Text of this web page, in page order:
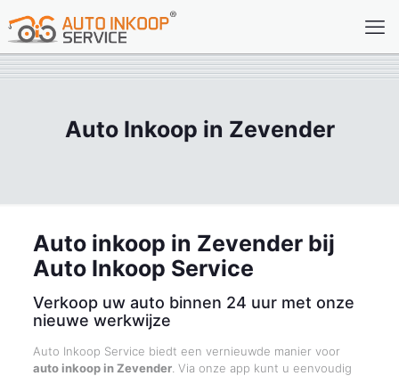
Auto Inkoop in Zevender
Auto inkoop in Zevender bij
Auto Inkoop Service
Verkoop uw auto binnen 24 uur met onze
nieuwe werkwijze
Auto Inkoop Service biedt een vernieuwde manier voor
auto inkoop in Zevender. Via onze app kunt u eenvoudig